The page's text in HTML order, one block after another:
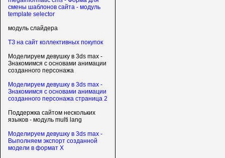
смены шаблонов сайта - модуль
template selector
модуль слайдера
ТЗ на сайт коллективных покупок
Моделируем девушку в 3ds max -
Знакомимся с основами анимации
созданного персонажа
Моделируем девушку в 3ds max -
Знакомимся с основами анимации
созданного персонажа страница 2
Поддержка сайтом нескольких
языков - модуль multi lang
Моделируем девушку в 3ds max -
Выполняем экспорт созданной
модели в формат X